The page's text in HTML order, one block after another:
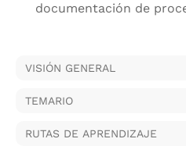
documentación de
VISIÓN GENERAL
TEMARIO
RUTAS DE APRENDIZAJE